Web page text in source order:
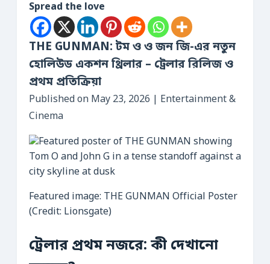
Spread the love
THE GUNMAN: টম ও ও জন জি-এর নতুন
হোলিউড একশন থ্রিলার – ট্রেলার রিলিজ ও
প্রথম প্রতিক্রিয়া
Published on May 23, 2026 | Entertainment &
Cinema
Featured image: THE GUNMAN Official Poster
(Credit: Lionsgate)
ট্রেলার প্রথম নজরে: কী দেখানো